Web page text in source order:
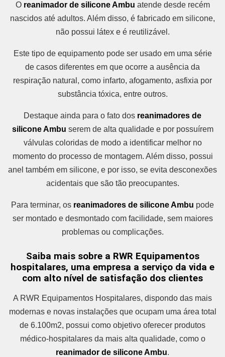
O reanimador de silicone Ambu atende desde recém
nascidos até adultos. Além disso, é fabricado em silicone,
não possui látex e é reutilizável.
Este tipo de equipamento pode ser usado em uma série
de casos diferentes em que ocorre a ausência da
respiração natural, como infarto, afogamento, asfixia por
substância tóxica, entre outros.
Destaque ainda para o fato dos reanimadores de
silicone Ambu serem de alta qualidade e por possuírem
válvulas coloridas de modo a identificar melhor no
momento do processo de montagem. Além disso, possui
anel também em silicone, e por isso, se evita desconexões
acidentais que são tão preocupantes.
Para terminar, os reanimadores de silicone Ambu pode
ser montado e desmontado com facilidade, sem maiores
problemas ou complicações.
Saiba mais sobre a RWR Equipamentos
hospitalares, uma empresa a serviço da vida e
com alto nível de satisfação dos clientes
A RWR Equipamentos Hospitalares, dispondo das mais
modernas e novas instalações que ocupam uma área total
de 6.100m2, possui como objetivo oferecer produtos
médico-hospitalares da mais alta qualidade, como o
reanimador de silicone Ambu.